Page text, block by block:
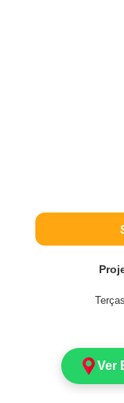
Ver